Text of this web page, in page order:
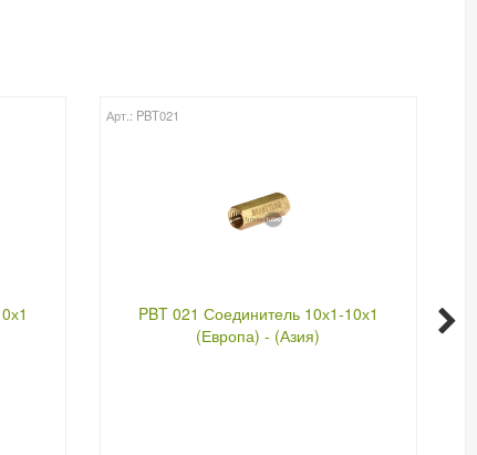
Арт.: PBT021
PBT 021 Соединитель 10х1-10х1
(Европа) - (Азия)